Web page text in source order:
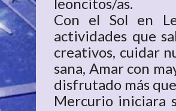
Con el Sol en
actividades que
creativos, cuidar
sana, Amar con
disfrutado más
Mercurio iniciara